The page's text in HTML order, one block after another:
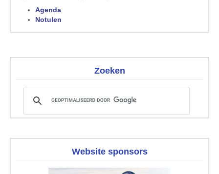
Agenda
Notulen
Zoeken
Website sponsors